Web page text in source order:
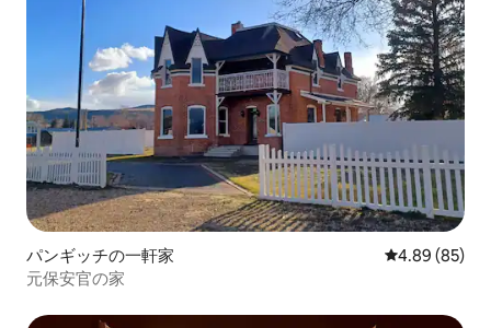
パンギッチの一軒家 レビュー85
4.89 (85)
元保安官の家